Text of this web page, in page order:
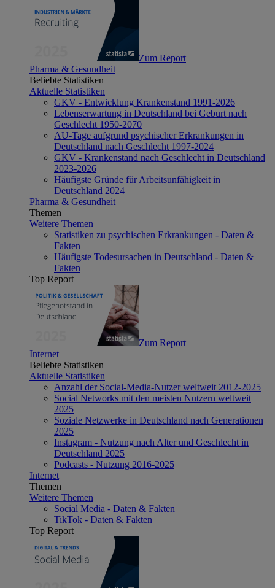
Zum Report
Pharma & Gesundheit
Beliebte Statistiken
Aktuelle Statistiken
GKV - Entwicklung Krankenstand 1991-2026
Lebenserwartung in Deutschland bei Geburt nach
Geschlecht 1950-2070
AU-Tage aufgrund psychischer Erkrankungen in
Deutschland nach Geschlecht 1997-2024
GKV - Krankenstand nach Geschlecht in Deutschland
2023-2026
Häufigste Gründe für Arbeitsunfähigkeit in
Deutschland 2024
Pharma & Gesundheit
Themen
Weitere Themen
Statistiken zu psychischen Erkrankungen - Daten &
Fakten
Häufigste Todesursachen in Deutschland - Daten &
Fakten
Top Report
Zum Report
Internet
Beliebte Statistiken
Aktuelle Statistiken
Anzahl der Social-Media-Nutzer weltweit 2012-2025
Social Networks mit den meisten Nutzern weltweit
2025
Soziale Netzwerke in Deutschland nach Generationen
2025
Instagram - Nutzung nach Alter und Geschlecht in
Deutschland 2025
Podcasts - Nutzung 2016-2025
Internet
Themen
Weitere Themen
Social Media - Daten & Fakten
TikTok - Daten & Fakten
Top Report